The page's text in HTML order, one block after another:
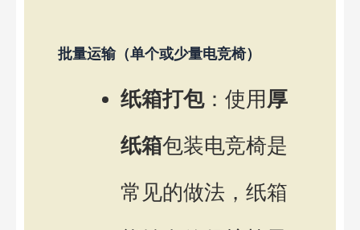
批量运输（单个或少量电竞椅）
纸箱打包：使用 厚
纸箱包装电竞椅是
常见的做法，纸箱